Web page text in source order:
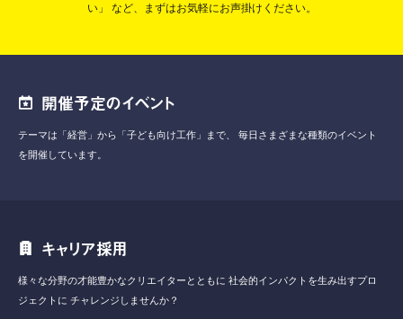
い」
など、まずはお気軽にお声掛けください。
開催予定のイベント
テーマは「経営」から「子ども向け工作」まで、
毎日さまざまな種類のイベント
を開催しています。
キャリア採用
様々な分野の才能豊かなクリエイターとともに 社会的インパクトを生み出すプロ
ジェクトに チャレンジしませんか？